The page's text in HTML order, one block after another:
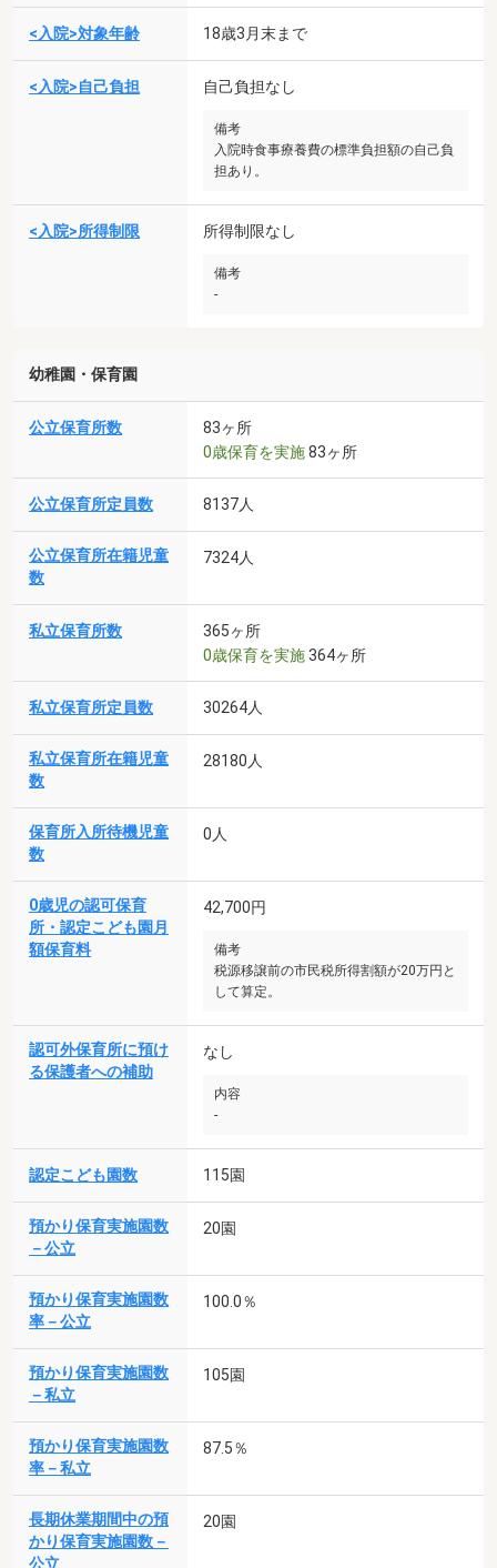
<入院>対象年齢 18歳3月末まで
<入院>自己負担 自己負担なし
備考
入院時食事療養費の標準負担額の自己負
担あり。
<入院>所得制限 所得制限なし
備考
-
幼稚園・保育園
公立保育所数
83ヶ所
0歳保育を実施83ヶ所
公立保育所定員数 8137人
公立保育所在籍児童
数
7324人
私立保育所数
365ヶ所
0歳保育を実施364ヶ所
私立保育所定員数 30264人
私立保育所在籍児童
数
28180人
保育所入所待機児童
数
0人
0歳児の認可保育
所・認定こども園月
額保育料
42,700円
備考
税源移譲前の市民税所得割額が20万円と
して算定。
認可外保育所に預け
る保護者への補助
なし
内容
-
認定こども園数 115園
預かり保育実施園数
－公立
20園
預かり保育実施園数
率－公立
100.0％
預かり保育実施園数
－私立
105園
預かり保育実施園数
率－私立
87.5％
長期休業期間中の預
かり保育実施園数－
公立
20園